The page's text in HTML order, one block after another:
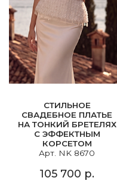
СТИЛЬНОЕ
СВАДЕБНОЕ ПЛАТЬЕ
НА ТОНКИЙ БРЕТЕЛЯХ
С ЭФФЕКТНЫМ
КОРСЕТОМ
Арт. NK 8670
105 700 р.